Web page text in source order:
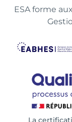
ESA forme
La